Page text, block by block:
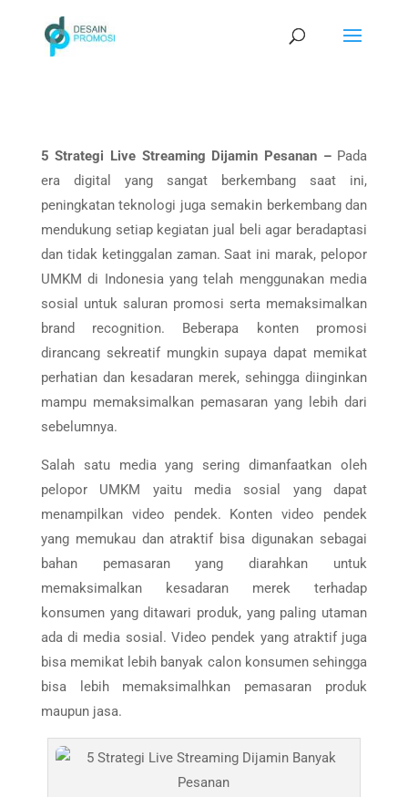
5 Strategi Live Streaming Dijamin Pesanan – Pada
era digital yang sangat berkembang saat ini,
peningkatan teknologi juga semakin berkembang dan
mendukung setiap kegiatan jual beli agar beradaptasi
dan tidak ketinggalan zaman.Saat ini marak, pelopor
UMKM di Indonesia yang telah menggunakan media
sosial untuk saluran promosi serta memaksimalkan
brand recognition. Beberapa konten promosi
dirancang sekreatif mungkin supaya dapat memikat
perhatian dan kesadaran merek, sehingga diinginkan
mampu memaksimalkan pemasaran yang lebih dari
sebelumnya.
Salah satu media yang sering dimanfaatkan oleh
pelopor UMKM yaitu media sosial yang dapat
menampilkan video pendek. Konten video pendek
yang memukau dan atraktif bisa digunakan sebagai
bahan pemasaran yang diarahkan untuk
memaksimalkan kesadaran merek terhadap
konsumen yang ditawari produk, yang paling utaman
ada di media sosial. Video pendek yang atraktif juga
bisa memikat lebih banyak calon konsumen sehingga
bisa lebih memaksimalhkan pemasaran produk
maupun jasa.